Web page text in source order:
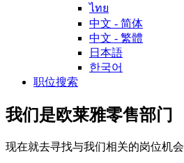
ไทย
中文 - 简体
中文 - 繁體
日本語
한국어
职位搜索
我们是欧莱雅零售部门
现在就去寻找与我们相关的岗位机会